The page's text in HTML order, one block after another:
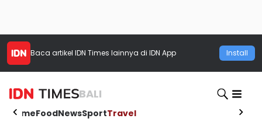
Baca artikel IDN Times lainnya di IDN App Install
BALI
HomeFoodNewsSportTravel